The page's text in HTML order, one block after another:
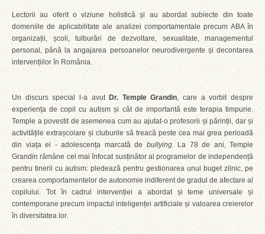
Lectorii au oferit o viziune holistică și au abordat subiecte din toate
domeniile de aplicabilitate ale analizei comportamentale precum ABA în
organizații, școli, tulburări de dezvoltare, sexualitate, managementul
personal, până la angajarea persoanelor neurodivergente și decontarea
intervențiilor în România.
Un discurs special l-a avut Dr. Temple Grandin, care a vorbit despre
experiența de copil cu autism și cât de importantă este terapia timpurie.
Temple a povestit de asemenea cum au ajutat-o profesorii și părinții, dar și
activitățile extrașcolare și cluburile să treacă peste cea mai grea perioadă
din viața ei - adolescența marcată de bullying. La 78 de ani, Temple
Grandin rămâne cel mai înfocat susținător al programelor de independență
pentru tinerii cu autism: pledează pentru gestionarea unui buget zilnic, pe
crearea comportamentelor de autonomie indiferent de gradul de afectare al
copilului. Tot în cadrul intervenției a abordat și teme universale și
contemporane precum impactul inteligenței artificiale și valoarea creierelor
în diversitatea lor.